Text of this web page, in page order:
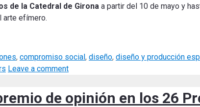
de la Catedral de Girona a partir del 10 de mayo y
arte efímero.
, compromiso social, diseño, diseño y producción
Leave a comment
de opinión en los 26